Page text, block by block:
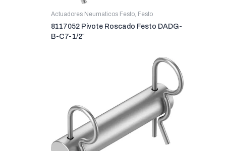
Actuadores Neumaticos Festo, Festo
8117052 Pivote Roscado Festo DADG-
B-C7-1/2″